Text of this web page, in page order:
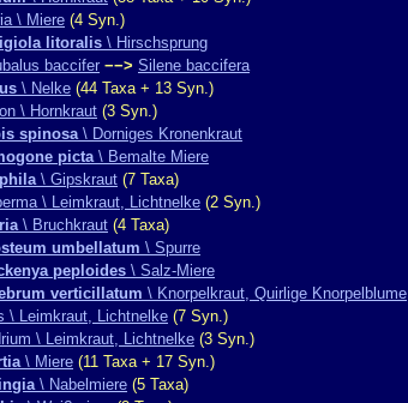
\ Miere (4 Syn.)
litoralis \ Hirschsprung
baccifer −−> Silene baccifera
\ Nelke (44 Taxa + 13 Syn.)
\ Hornkraut (3 Syn.)
spinosa\ Dorniges Kronenkraut
picta\ Bemalte Miere
\ Gipskraut (7 Taxa)
\ Leimkraut, Lichtnelke (2 Syn.)
\ Bruchkraut (4 Taxa)
umbellatum \ Spurre
peploides \ Salz-Miere
verticillatum \ Knorpelkraut, Quirlige Knorpelblume
\ Leimkraut, Lichtnelke (7 Syn.)
\ Leimkraut, Lichtnelke (3 Syn.)
\ Miere (11 Taxa + 17 Syn.)
\ Nabelmiere (5 Taxa)